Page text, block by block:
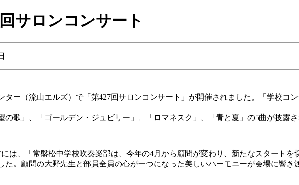
サロンコンサート
ー（流山エルズ）で「第427回サロンコンサート」が開催されました。「学校コ
歌」、「ゴールデン・ジュビリー」、「ロマネスク」、「青と夏」の5曲が披露さ
は、「常盤松中学校吹奏楽部は、今年の4月から顧問が変わり、新たなスタート
。顧問の大野先生と部員全員の心が一つになった美しいハーモニーが会場に響き